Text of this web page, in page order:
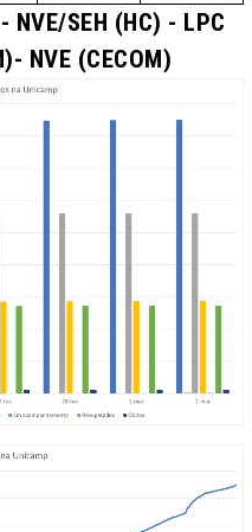
SEH (HC) - LPC
NVE (CECOM)